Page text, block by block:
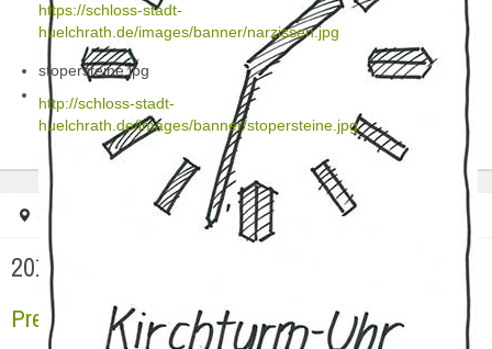
https://schloss-stadt-
huelchrath.de/images/banner/narzissen.jpg
stopersteine.jpg
http://schloss-stadt-
huelchrath.de/images/banner/stopersteine.jpg
Startseite Regionale Presse 2017
2017
Pressebericht NGZ 16.10.2017-1